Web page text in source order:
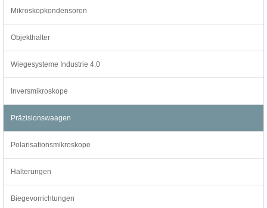
Mikroskopkondensoren
Objekthalter
Wiegesysteme Industrie 4.0
Inversmikroskope
Präzisionswaagen
Polarisationsmikroskope
Halterungen
Biegevorrichtungen